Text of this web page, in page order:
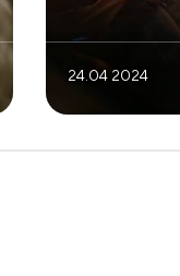
24.04 2024